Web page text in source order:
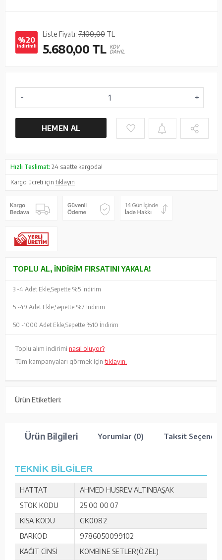
%20
indirimli
Liste Fiyatı: 7.100,00 TL
5.680,00 TL
KDV
DAHİL
HEMEN AL
Hızlı Teslimat: 24 saatte kargoda!
Kargo ücreti içintıklayın
TOPLU AL, İNDIRIM FIRSATINI YAKALA!
3 -4 Adet Ekle, Sepette %5 İndirim
5 -49 Adet Ekle, Sepette %7 İndirim
50 -1000 Adet Ekle, Sepette %10 İndirim
Toplu alım indirimi nasıl oluyor?
Tüm kampanyaları görmek için tıklayın.
Ürün Etiketleri:
Ürün Bilgileri Yorumlar (0) Taksit
TEKNİK BİLGİLER
HATTAT
AHMED HUSREV ALTINBAŞAK
STOK KODU
25 00 00 07
KISA KODU
GK0082
BARKOD
9786050099102
KAĞIT CİNSİ
KOMBİNE SETLER(ÖZEL)